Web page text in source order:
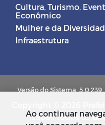
Cultura, Turismo,
Econômico
Mulher e da
Infraestrutura
Versão do Sistema: 5.0.239
Isabel. Todos os
Ao continuar